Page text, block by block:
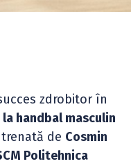
zdrobitor în
handbal masculin
de Cosmin
Politehnica